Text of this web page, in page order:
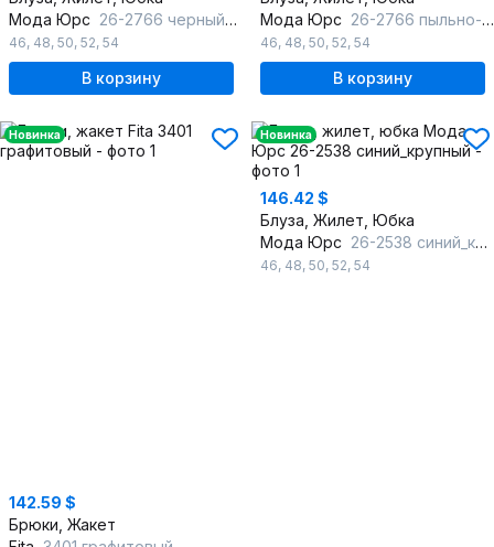
Мода Юрс 26-2766 черный_крупный горох
46, 48, 50, 52, 54
В корзину
Мода Юрс 26-2766 пыльно-синий
46, 48, 50, 52, 54
В корзину
Новинка
142.59 $
Брюки, Жакет
Новинка
146.42 $
Блуза, Жилет, Юбка
Мода Юрс 26-2538 синий_крупный
46, 48, 50, 52, 54